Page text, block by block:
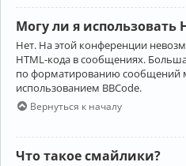
Могу ли я использовать
Нет. На этой конференции
HTML-кода в сообщениях.
по форматированию сообщений
использованием BBCode.
Вернуться к началу
Что такое смайлики?